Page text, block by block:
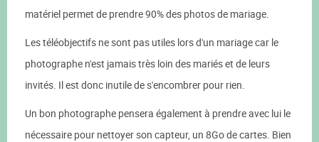
matériel permet de prendre 90% des photos de mariage.
Les téléobjectifs ne sont pas utiles lors d'un mariage car le
photographe n'est jamais très loin des mariés et de leurs
invités. Il est donc inutile de s'encombrer pour rien.
Un bon photographe pensera également à prendre avec lui le
nécessaire pour nettoyer son capteur, un 8Go de cartes. Bien